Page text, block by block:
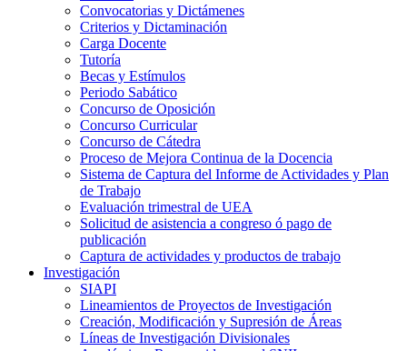
Convocatorias y Dictámenes
Criterios y Dictaminación
Carga Docente
Tutoría
Becas y Estímulos
Periodo Sabático
Concurso de Oposición
Concurso Curricular
Concurso de Cátedra
Proceso de Mejora Continua de la Docencia
Sistema de Captura del Informe de Actividades y Plan
de Trabajo
Evaluación trimestral de UEA
Solicitud de asistencia a congreso ó pago de
publicación
Captura de actividades y productos de trabajo
Investigación
SIAPI
Lineamientos de Proyectos de Investigación
Creación, Modificación y Supresión de Áreas
Líneas de Investigación Divisionales